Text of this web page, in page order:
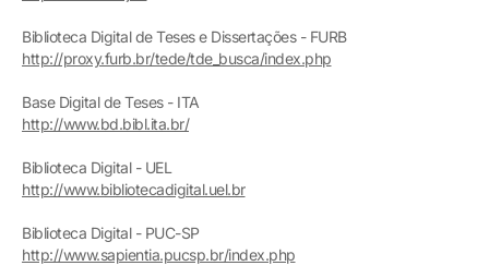
Biblioteca Digital de Teses e Dissertações - FURB
http://proxy.furb.br/tede/tde_busca/index.php
Base Digital de Teses - ITA
http://www.bd.bibl.ita.br/
Biblioteca Digital - UEL
http://www.bibliotecadigital.uel.br
Biblioteca Digital - PUC-SP
http://www.sapientia.pucsp.br/index.php